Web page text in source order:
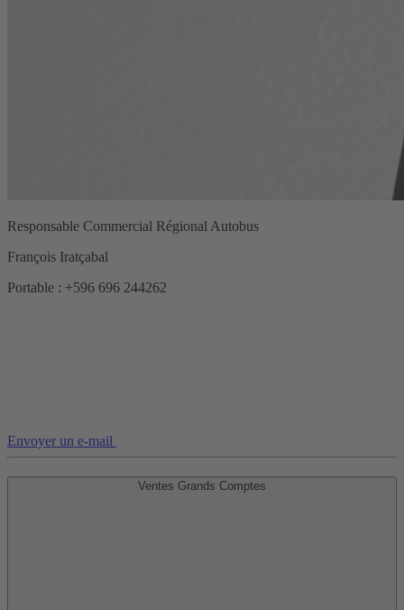
Responsable Commercial Régional Autobus
François Iratçabal
Portable : +596 696 244262
Envoyer un e-mail
Ventes Grands Comptes